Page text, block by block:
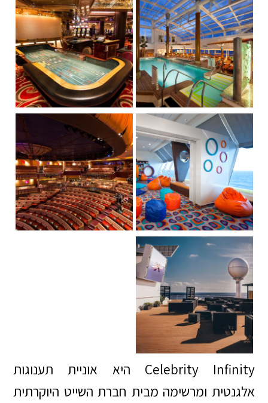
Celebrity Infinity היא אוניית תענוגות
אלגנטית ומרשימה מבית חברת השייט היוקרתית